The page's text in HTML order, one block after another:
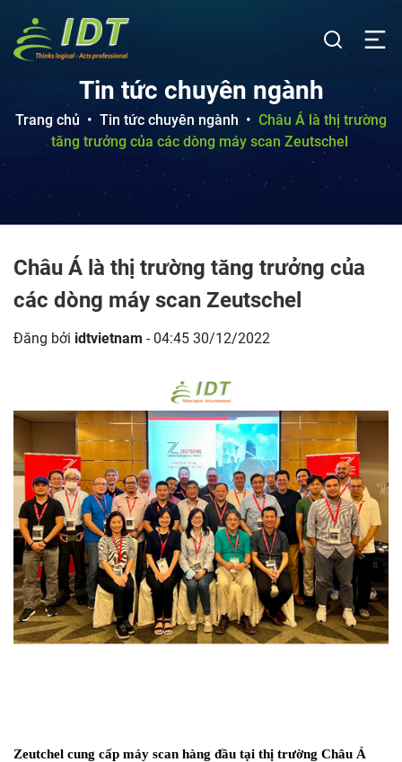
Tin tức chuyên ngành
Trang chủ • Tin tức chuyên ngành • Châu Á là thị trường
tăng trưởng của các dòng máy scan Zeutschel
Châu Á là thị trường tăng trưởng của
các dòng máy scan Zeutschel
Đăng bởi idtvietnam - 04:45 30/12/2022
Zeutchel cung cấp máy scan hàng đầu tại thị trường Châu Á